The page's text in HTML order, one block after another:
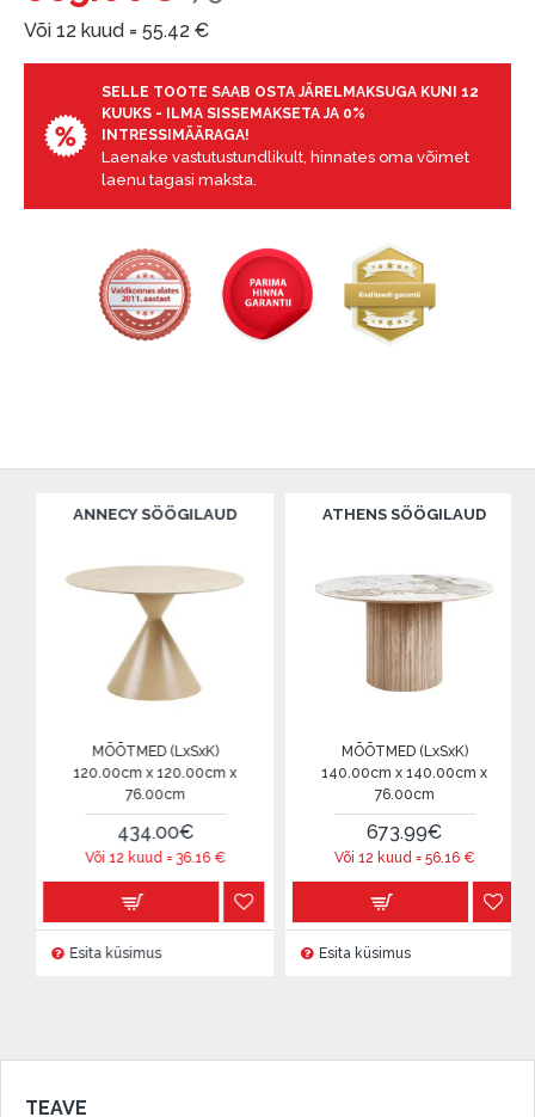
Või 12 kuud = 55.42 €
SELLE TOOTE SAAB OSTA JÄRELMAKSUGA KUNI 12
KUUKS - ILMA SISSEMAKSETA JA 0%
INTRESSIMÄÄRAGA!
Laenake vastutustundlikult, hinnates oma võimet
laenu tagasi maksta.
ANNECY SÖÖGILAUD
MÕÕTMED (LxSxK)
120.00cm x 120.00cm x
76.00cm
434.00€
Või 12 kuud = 36.16€
Esita küsimus
ATHENS SÖÖGILAUD
MÕÕTMED (LxSxK)
140.00cm x 140.00cm x
76.00cm
673.99€
Või 12 kuud = 56.16€
Esita küsimus
TEAVE